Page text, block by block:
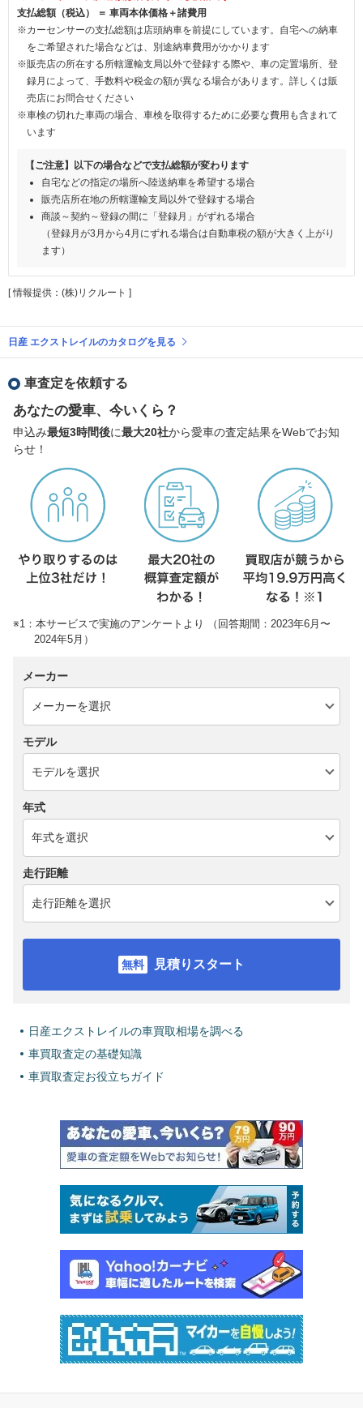
支払総額（税込） ＝ 車両本体価格＋諸費用
※カーセンサーの支払総額は店頭納車を前提にしています。自宅への納車
をご希望された場合などは、別途納車費用がかかります
※販売店の所在する所轄運輸支局以外で登録する際や、車の定置場所、登
録月によって、手数料や税金の額が異なる場合があります。詳しくは販
売店にお問合せください
※車検の切れた車両の場合、車検を取得するために必要な費用も含まれて
います
【ご注意】以下の場合などで支払総額が変わります
自宅などの指定の場所へ陸送納車を希望する場合
販売店所在地の所轄運輸支局以外で登録する場合
商談～契約～登録の間に「登録月」がずれる場合
（登録月が3月から4月にずれる場合は自動車税の額が大きく上がり
ます）
[ 情報提供：(株)リクルート ]
日産 エクストレイルのカタログを見る
車査定を依頼する
あなたの愛車、今いくら？
申込み最短3時間後に最大20社から愛車の査定結果をWebでお知
らせ！
※1：本サービスで実施のアンケートより （回答期間：2023年6月〜
2024年5月）
メーカー
モデル
年式
走行距離
見積りスタート
日産エクストレイルの車買取相場を調べる
車買取査定の基礎知識
車買取査定お役立ちガイド